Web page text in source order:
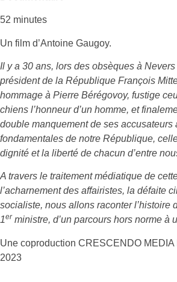
52 minutes
Un film d’Antoine Gaugoy.
Il y a 30 ans, lors des obsèques à
président de la République François
hommage à Pierre Bérégovoy, fustige
chiens l’honneur d’un homme, et
double manquement de ses accusateurs
fondamentales de notre République,
dignité et la liberté de chacun d’entre
A travers le traitement médiatique de
l’acharnement des affairistes, la défaite
socialiste, nous allons raconter l’histoire
1er ministre, d’un parcours hors norme à
Une coproduction CRESCENDO MEDIA
2023